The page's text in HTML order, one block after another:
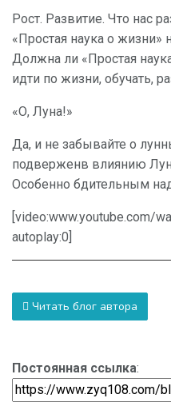
Рост. Развитие. Что нас
«Простая наука о жизни»
Должна ли «Простая
идти по жизни, обучать,
«О, Луна!»
Да, и не забывайте о
подверженв влиянию
Особенно бдительным
[video:www.youtube.com/
autoplay:0]
Читать блог автора
Постоянная ссылка: